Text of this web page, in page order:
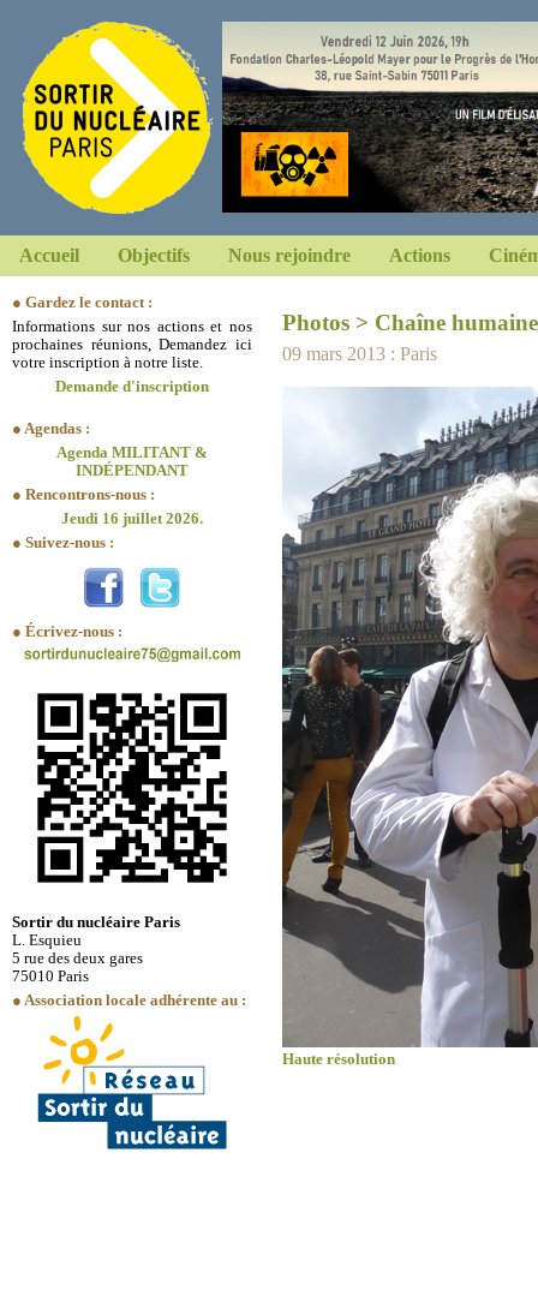
Accueil Objectifs Nous rejoindre Actions
● Gardez le contact :
Informations sur nos actions et nos
prochaines réunions, Demandez ici
votre inscription à notre liste.
Demande d'inscription
● Agendas :
Agenda MILITANT &
INDÉPENDANT
● Rencontrons-nous :
Jeudi 16 juillet 2026.
● Suivez-nous :
● Écrivez-nous :
Sortir du nucléaire Paris
L. Esquieu
5 rue des deux gares
75010 Paris
● Association locale adhérente au :
Photos > Chaîne humaine
09 mars 2013 : Paris
Haute résolution